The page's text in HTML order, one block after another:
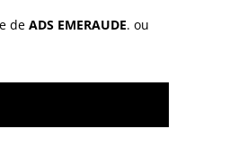
de ADS EMERAUDE. ou